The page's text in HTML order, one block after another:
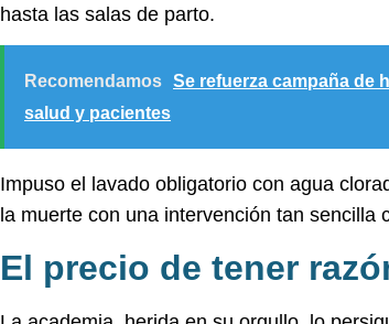
hasta las salas de parto.
Recomendamos Se refuerza campaña de
salud y pacientes
Impuso el lavado obligatorio con agua
la muerte con una intervención tan sencilla
El precio de tener